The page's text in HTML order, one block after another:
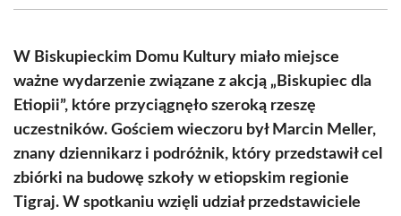
(Twitter)
W Biskupieckim Domu Kultury miało miejsce
ważne wydarzenie związane z akcją „Biskupiec dla
Etiopii”, które przyciągnęło szeroką rzeszę
uczestników. Gościem wieczoru był Marcin Meller,
znany dziennikarz i podróżnik, który przedstawił cel
zbiórki na budowę szkoły w etiopskim regionie
Tigraj. W spotkaniu wzięli udział przedstawiciele